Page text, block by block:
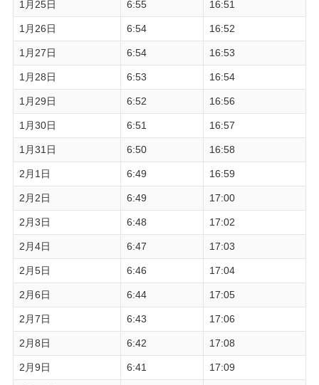
1月25日 6:55 16:51
1月26日 6:54 16:52
1月27日 6:54 16:53
1月28日 6:53 16:54
1月29日 6:52 16:56
1月30日 6:51 16:57
1月31日 6:50 16:58
2月1日 6:49 16:59
2月2日 6:49 17:00
2月3日 6:48 17:02
2月4日 6:47 17:03
2月5日 6:46 17:04
2月6日 6:44 17:05
2月7日 6:43 17:06
2月8日 6:42 17:08
2月9日 6:41 17:09